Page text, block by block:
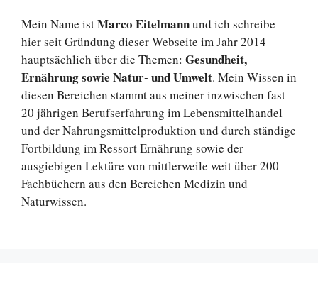
Mein Name istMarco Eitelmannund ich schreibe
hier seit Gründung dieser Webseite im Jahr 2014
hauptsächlich über die Themen: Gesundheit,
Ernährung sowie Natur- und Umwelt. Mein Wissen in
diesen Bereichen stammt aus meiner inzwischen fast
20 jährigen Berufserfahrung im Lebensmittelhandel
und der Nahrungsmittelproduktion und durch ständige
Fortbildung im Ressort Ernährung sowie der
ausgiebigen Lektüre von mittlerweile weit über 200
Fachbüchern aus den Bereichen Medizin und
Naturwissen.